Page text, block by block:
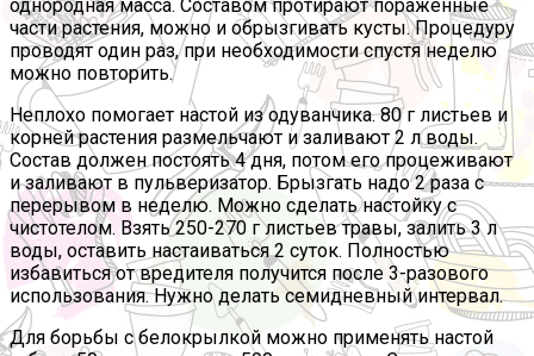
однородная масса. Составом протирают пораженные
части растения, можно и обрызгивать кусты. Процедуру
проводят один раз, при необходимости спустя неделю
можно повторить.
Неплохо помогает настой из одуванчика. 80 г листьев и
корней растения размельчают и заливают 2 л воды.
Состав должен постоять 4 дня, потом его процеживают
и заливают в пульверизатор. Брызгать надо 2 раза с
перерывом в неделю. Можно сделать настойку с
чистотелом. Взять 250-270 г листьев травы, залить 3 л
воды, оставить настаиваться 2 суток. Полностью
избавиться от вредителя получится после 3-разового
использования. Нужно делать семидневный интервал.
Для борьбы с белокрылкой можно применять настой